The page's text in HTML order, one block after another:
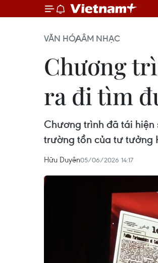
VĂN HÓAÂM NHẠC
Chương
ra đi tìm
Chương trình đã tái hiện
trường tồn của tư tưởng
Hữu Duyên05/06/2026 14:17